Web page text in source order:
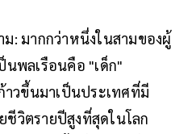
: มากกว่าหนึ่งในสามของผู้
นพลเรือนคือ "เด็ก"
าวขึ้นมาเป็นประเทศที่มี
ชีวิตรายปีสูงที่สุดในโลก